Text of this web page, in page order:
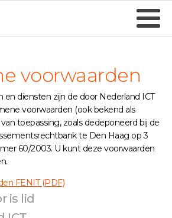
voorwaarden
en diensten zijn de door Nederland ICT
voorwaarden (ook bekend als
toepassing, zoals dedeponeerd bij de
te Den Haag op 3
60/2003. U kunt deze voorwaarden
FENIT (PDF)
is lid